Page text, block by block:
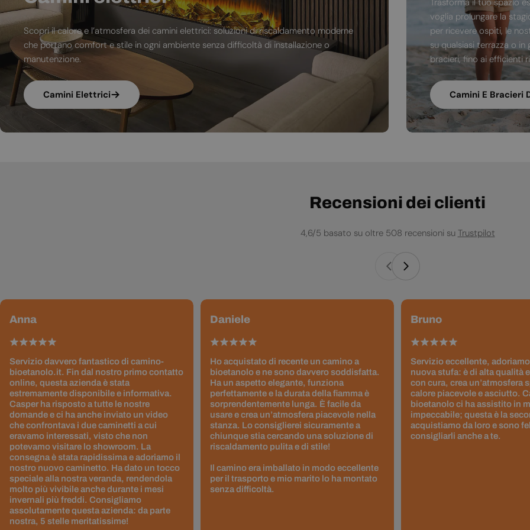
Scopri il calore e l’atmosfera dei camini elettrici: soluzioni di riscaldamento moderne
che portano comfort e stile in ogni ambiente senza difficoltà di installazione o
manutenzione.
Camini Elettrici
Trasforma il tuo spazio
voglia prolungare la
per ricevere ospiti, le
su qualsiasi terrazza o
bracieri, fino ai efficienti
Camini E Bracieri
Recensioni dei clienti
4,6/5 basato su oltre 508 recensioni su Trustpilot
Anna
Servizio davvero fantastico di camino-
bioetanolo.it. Fin dal nostro primo contatto
online, questa azienda è stata
estremamente disponibile e informativa.
Casper ha risposto a tutte le nostre
domande e ci ha anche inviato un video
che confrontava i due caminetti a cui
eravamo interessati, visto che non
potevamo visitare lo showroom. La
consegna è stata rapidissima e adoriamo il
nostro nuovo caminetto. Ha dato un tocco
speciale alla nostra veranda, rendendola
molto più vivibile anche durante i mesi
invernali più freddi. Consigliamo
assolutamente questa azienda: da parte
nostra, 5 stelle meritatissime!
Daniele
Ho acquistato di recente un camino a
bioetanolo e ne sono davvero soddisfatta.
Ha un aspetto elegante, funziona
perfettamente e la durata della fiamma è
sorprendentemente lunga. È facile da
usare e crea un’atmosfera piacevole nella
stanza. Lo consiglierei sicuramente a
chiunque stia cercando una soluzione di
riscaldamento pulita e di stile!
Il camino era imballato in modo eccellente
per il trasporto e mio marito lo ha montato
senza difficoltà.
Bruno
Servizio eccellente,
nuova stufa: è di alta qualità
con cura, crea un’atmosfera
calore piacevole e asciutto.
bioetanolo ci ha assistito in
impeccabile; questa è la
acquistiamo da loro e sono
consigliarli anche a te.